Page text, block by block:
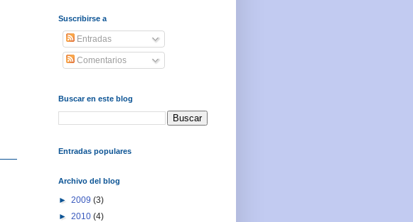
Suscribirse a
Entradas
Comentarios
Buscar en este blog
Entradas populares
Archivo del blog
► 2009 (3)
► 2010 (4)